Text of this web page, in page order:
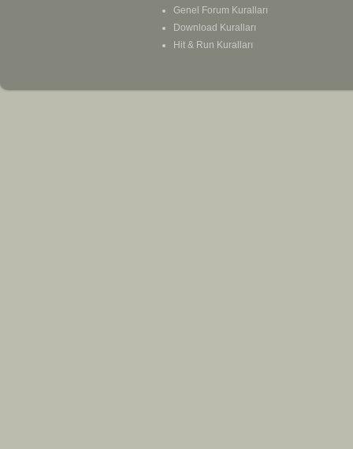
Genel Forum Kuralları
Download Kuralları
Hit & Run Kuralları